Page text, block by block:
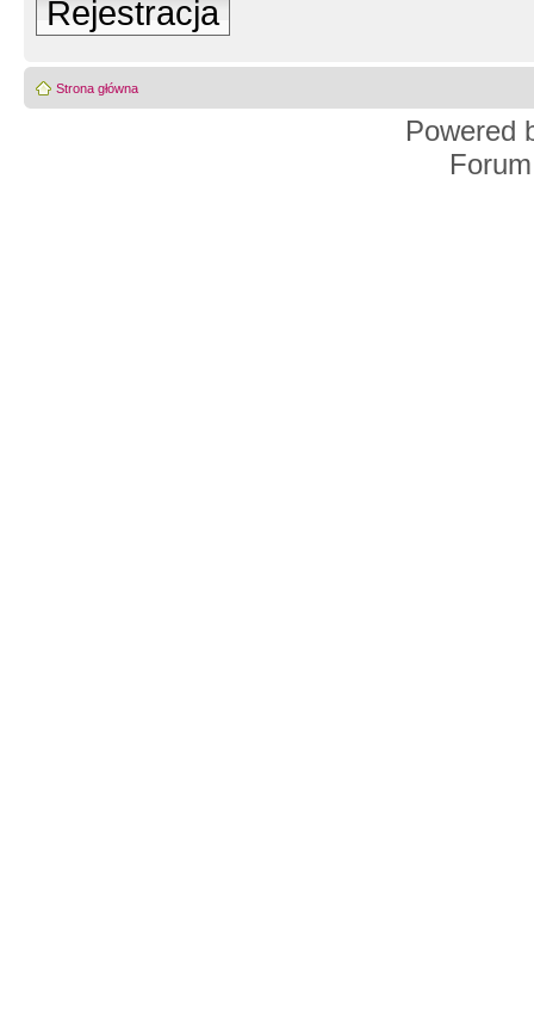
Rejestracja
Strona główna
Powered